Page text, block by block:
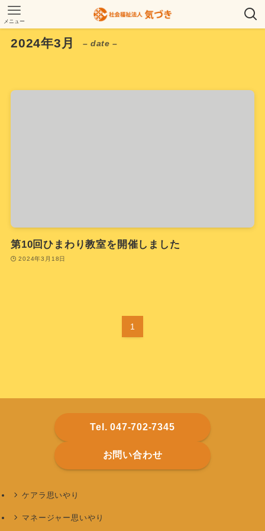
メニュー
2024年3月 – date –
第10回ひまわり教室を開催しました
2024年3月18日
1
Tel. 047-702-7345
お問い合わせ
ケアラ思いやり
マネージャー思いやり